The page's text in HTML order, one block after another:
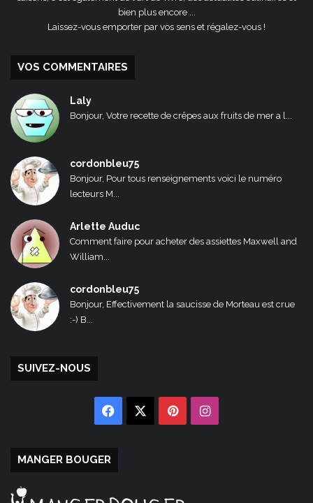
bien plus encore ...
Laissez-vous emporter par vos sens et régalez-vous !
VOS COMMENTAIRES
Laly
Bonjour, Votre recette de crêpes aux fruits de mer a l...
cordonbleu75
Bonjour, Pour tous renseignements voici le numéro
lecteurs M...
Arlette Auduc
Comment faire pour acheter des assiettes Maxwell and
William...
cordonbleu75
Bonjour, Effectivement la saucisse de Morteau est crue
:-) B...
SUIVEZ-NOUS
Facebook PinterestInstagram
MANGER BOUGER